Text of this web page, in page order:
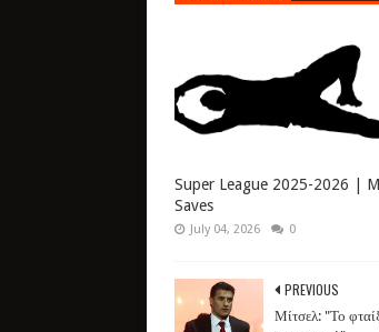
Super League 2025-2026 |
Saves
July 04, 2026 0
PREVIOUS
Μίτσελ: "Το